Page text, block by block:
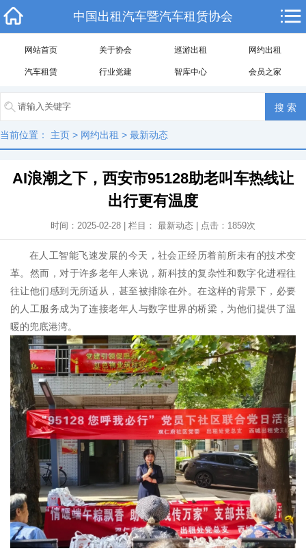
中国出租汽车暨汽车租赁协会
网站首页 关于协会 巡游出租 网约出租
汽车租赁 行业党建 智库中心 会员之家
当前位置： 主页 > 网约出租 > 最新动态
AI浪潮之下，西安市95128助老叫车热线让
出行更有温度
时间：2025-02-28 | 栏目： 最新动态 | 点击： 1859次
在人工智能飞速发展的今天，社会正经历着前所未有的技术变
革。然而，对于许多老年人来说，新科技的复杂性和数字化进程往
往让他们感到无所适从，甚至被排除在外。在这样的背景下，必要
的人工服务成为了连接老年人与数字世界的桥梁，为他们提供了温
暖的兜底港湾。